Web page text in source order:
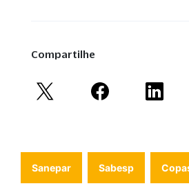
Compartilhe
Sanepar Sabesp